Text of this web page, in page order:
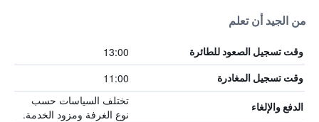
من الجيد أن تعلم
وقت تسجيل الصعود للطائرة 13:00
وقت تسجيل المغادرة 11:00
الدفع والإلغاء
تختلف السياسات حسب
نوع الغرفة ومزود الخدمة.